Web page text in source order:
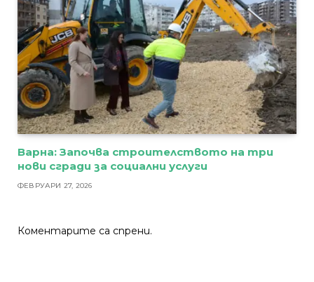
Варна: Започва строителството на три
нови сгради за социални услуги
ФЕВРУАРИ 27, 2026
Коментарите са спрени.